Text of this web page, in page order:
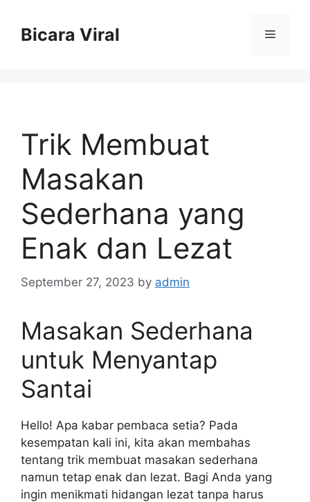
contentBicara Viral Menu
Trik Membuat
Masakan
Sederhana yang
Enak dan Lezat
September 27, 2023 by admin
Masakan Sederhana
untuk Menyantap
Santai
Hello! Apa kabar pembaca setia? Pada
kesempatan kali ini, kita akan membahas
tentang trik membuat masakan sederhana
namun tetap enak dan lezat. Bagi Anda yang
ingin menikmati hidangan lezat tanpa harus